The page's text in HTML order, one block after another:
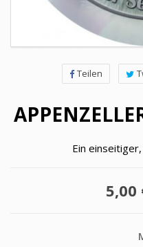
Teilen
Ein
5,00